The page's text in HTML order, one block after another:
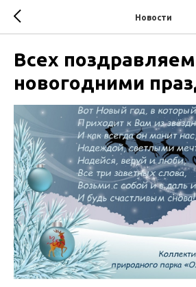
Новости
Всех поздравляем
новогодними